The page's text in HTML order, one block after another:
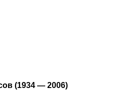
(1934 — 2006)